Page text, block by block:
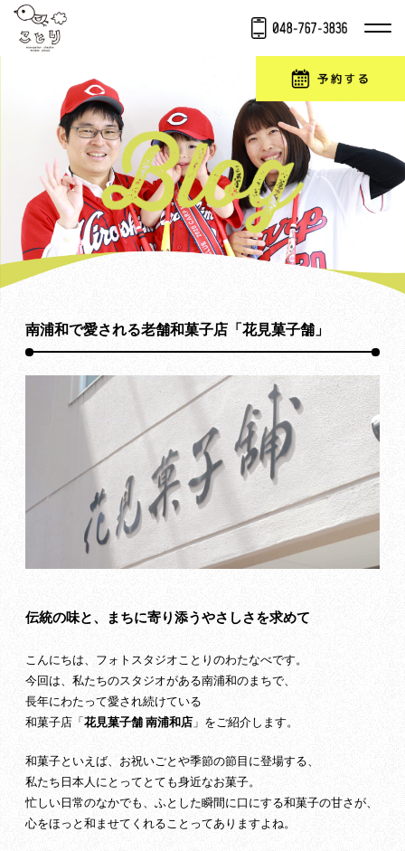
南浦和で愛される老舗和菓子店「花見菓子舗」
伝統の味と、まちに寄り添うやさしさを求めて
こんにちは、フォトスタジオことりのわたなべです。
今回は、私たちのスタジオがある南浦和のまちで、
長年にわたって愛され続けている
和菓子店「 花見菓子舗 南浦和店」をご紹介します。
和菓子といえば、お祝いごとや季節の節目に登場する、
私たち日本人にとってとても身近なお菓子。
忙しい日常のなかでも、ふとした瞬間に口にする和菓子の甘さが、
心をほっと和ませてくれることってありますよね。